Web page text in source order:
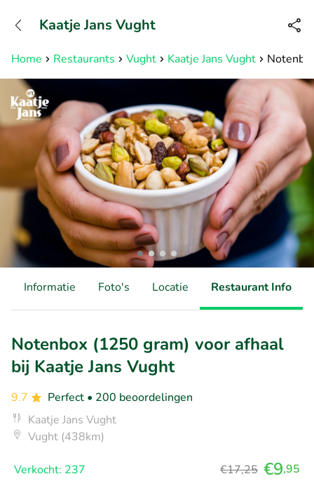
Bereikbaar tot 23:00 uur
Home Restaurants Vught Kaatje Jans Vught
Kaatje Jans Vught
Informatie Foto's Locatie Restaurant Info
Notenbox (1250 gram) voor afhaal
bij Kaatje Jans Vught
9.7 Perfect • 200 beoordelingen
Kaatje Jans Vught
Vught (438km)
Verkocht: 237 €17,25 €9,95